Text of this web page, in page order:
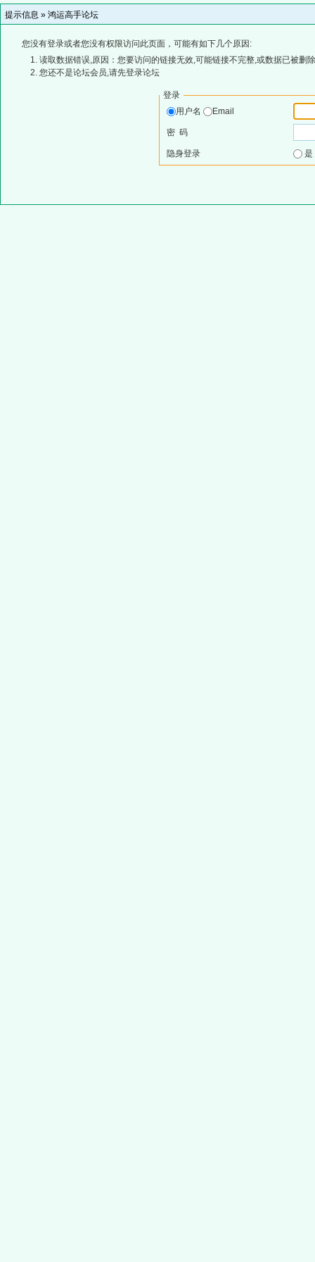
提示信息 » 鸿运高手论坛
您没有登录或者您没有权限访问此页面，可能有如下几个原因:
读取数据错误,原因：您要访问的链接无效,可能链接不完整,或数据已被删
您还不是论坛会员,请先登录论坛
登录
用户名
Email
密 码
隐身登录